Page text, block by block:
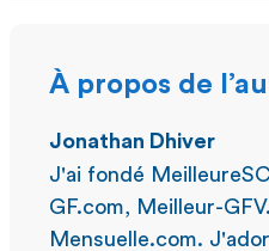
À propos de
Jonathan Dhiver
J'ai fondé
GF.com, Meilleur-
Mensuelle.com.